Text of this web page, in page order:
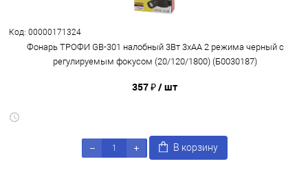
Код: 00000171324
Фонарь ТРОФИ GB-301 налобный 3Вт 3xAA 2 режима черный с
регулируемым фокусом (20/120/1800) (Б0030187)
357 ₽/ шт
В корзину